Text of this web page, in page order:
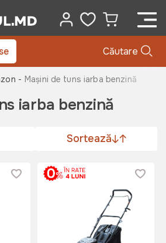
Căutare
- Mașini de tuns iarba benzină
iarba benzină
Sortează